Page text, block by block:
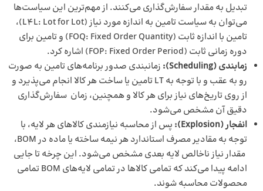
تبدیل به مقدار سفارش‌گذاری می‌کنند. از مهم‌ترین این سیاست‌ها
می‌توان به سیاست تامین به اندازه مورد نیاز (L4L: Lot for Lot)،
تامین با اندازه ثابت (FOQ: Fixed Order Quantity) و تامین برای
دوره زمانی ثابت (FOP: Fixed Order Period) اشاره کرد.
زمابندی (Scheduling
): زمانبندی صدور برنامه‌های تامین به صورت
رو به عقب و با توجه به LT تامین یا ساخت هر کالا انجام می‌پذیرد و
از روی تاریخ‌های نیاز برای هر کالا و همچنین، زمان سفارش‌گذاری
دقیق آن مشخص می‌شود.
انفجار (Explosion):
پس از محاسبه نیازمندی کالاهای هر لایه، با
توجه به مقادیر مصرف استاندارد هر نیمه ساخته یا ماده در BOM،
مقدار نیاز ناخالص لایه بعدی مشخص می‌شود. این چرخه تا جایی
ادامه پیدا می‌کند که تمامی کالاها در تمامی لایه‌های BOM تمامی
محصولات محاسبه ‌شوند.